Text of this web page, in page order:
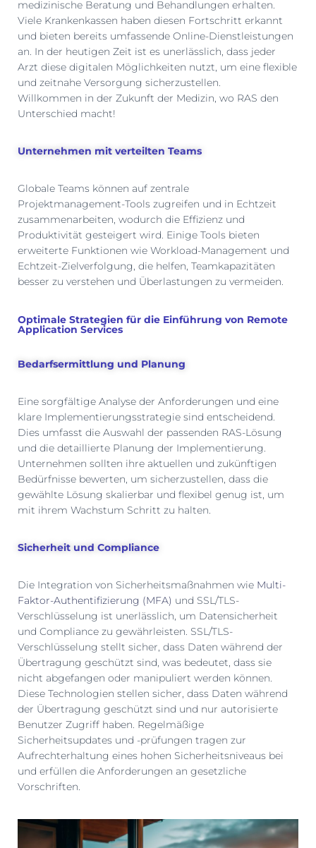
medizinische Beratung und Behandlungen erhalten.
Viele Krankenkassen haben diesen Fortschritt erkannt
und bieten bereits umfassende Online-Dienstleistungen
an. In der heutigen Zeit ist es unerlässlich, dass jeder
Arzt diese digitalen Möglichkeiten nutzt, um eine flexible
und zeitnahe Versorgung sicherzustellen.
Willkommen in der Zukunft der Medizin, wo RAS den
Unterschied macht!
Unternehmen mit verteilten Teams
Globale Teams können auf zentrale
Projektmanagement-Tools zugreifen und in Echtzeit
zusammenarbeiten, wodurch die Effizienz und
Produktivität gesteigert wird. Einige Tools bieten
erweiterte Funktionen wie Workload-Management und
Echtzeit-Zielverfolgung, die helfen, Teamkapazitäten
besser zu verstehen und Überlastungen zu vermeiden.
Optimale Strategien für die Einführung von Remote
Application Services
Bedarfsermittlung und Planung
Eine sorgfältige Analyse der Anforderungen und eine
klare Implementierungsstrategie sind entscheidend.
Dies umfasst die Auswahl der passenden RAS-Lösung
und die detaillierte Planung der Implementierung.
Unternehmen sollten ihre aktuellen und zukünftigen
Bedürfnisse bewerten, um sicherzustellen, dass die
gewählte Lösung skalierbar und flexibel genug ist, um
mit ihrem Wachstum Schritt zu halten.
Sicherheit und Compliance
Die Integration von Sicherheitsmaßnahmen wie Multi-
Faktor-Authentifizierung (MFA) und SSL/TLS-
Verschlüsselung ist unerlässlich, um Datensicherheit
und Compliance zu gewährleisten. SSL/TLS-
Verschlüsselung stellt sicher, dass Daten während der
Übertragung geschützt sind, was bedeutet, dass sie
nicht abgefangen oder manipuliert werden können.
Diese Technologien stellen sicher, dass Daten während
der Übertragung geschützt sind und nur autorisierte
Benutzer Zugriff haben. Regelmäßige
Sicherheitsupdates und -prüfungen tragen zur
Aufrechterhaltung eines hohen Sicherheitsniveaus bei
und erfüllen die Anforderungen an gesetzliche
Vorschriften.